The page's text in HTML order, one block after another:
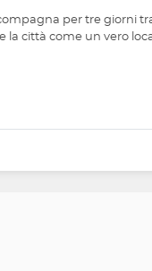
per tre giorni
la città come un vero